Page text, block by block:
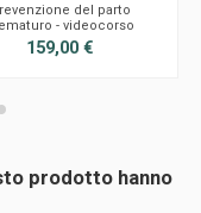
del parto
- videocorso
159,00 €
prodotto hanno